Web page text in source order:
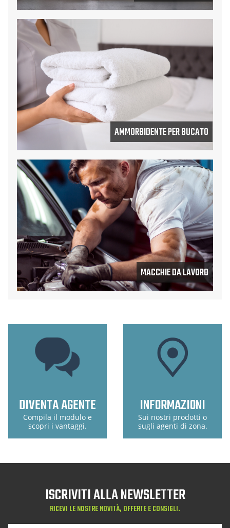
AMMORBIDENTE PER BUCATO
MACCHIE DA LAVORO
DIVENTA AGENTE
Compila il modulo e
scopri i vantaggi.
INFORMAZIONI
Sui nostri prodotti o
sugli agenti di zona.
ISCRIVITI ALLA NEWSLETTER
RICEVI LE NOSTRE NOVITÀ, OFFERTE E CONSIGLI.